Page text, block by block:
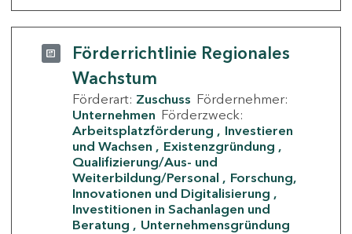
Förderrichtlinie Regionales
Wachstum
Förderart: Zuschuss Fördernehmer:
Unternehmen Förderzweck:
Arbeitsplatzförderung
Investieren
und Wachsen
Existenzgründung
Qualifizierung/Aus- und
Weiterbildung/Personal
Forschung,
Innovationen und Digitalisierung
Investitionen in Sachanlagen und
Beratung
Unternehmensgründung